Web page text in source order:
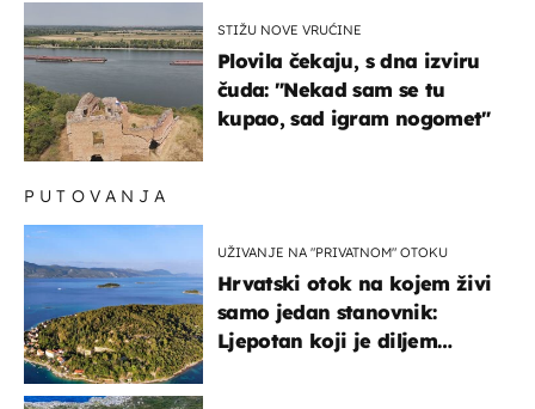
STIŽU NOVE VRUĆINE
Plovila čekaju, s dna izviru
čuda: "Nekad sam se tu
kupao, sad igram nogomet"
PUTOVANJA
UŽIVANJE NA "PRIVATNOM" OTOKU
Hrvatski otok na kojem živi
samo jedan stanovnik:
Ljepotan koji je diljem